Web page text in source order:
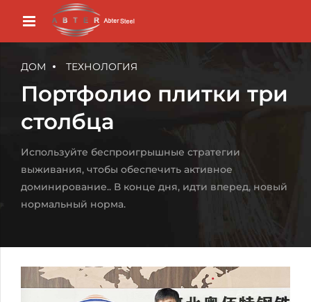
ДОМ ТЕХНОЛОГИЯ
Портфолио плитки три
столбца
Используйте беспроигрышные стратегии
выживания, чтобы обеспечить активное
доминирование.. В конце дня, идти вперед, новый
нормальный норма.